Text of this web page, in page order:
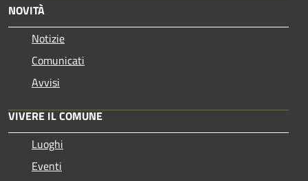
NOVITÀ
Notizie
Comunicati
Avvisi
VIVERE IL COMUNE
Luoghi
Eventi